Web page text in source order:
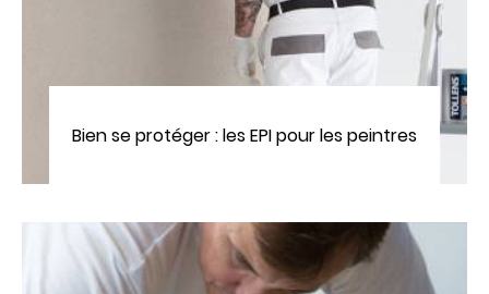
Bien se protéger : les EPI pour les peintres